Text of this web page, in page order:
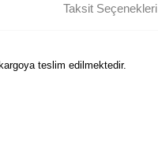
Taksit Seçenekleri
teslim edilmektedir.